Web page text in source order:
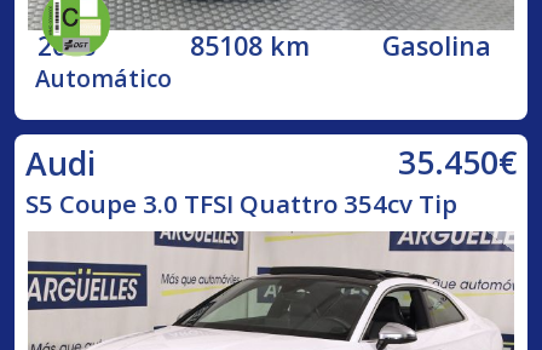
2018 85108 km Gasolina
Automático
Audi 35.450€
S5 Coupe 3.0 TFSI Quattro 354cv Tip